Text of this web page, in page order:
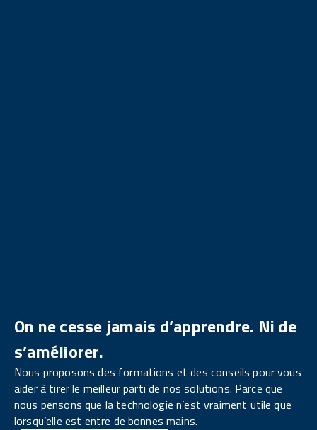
On ne cesse jamais d’apprendre. Ni de
s’améliorer.
Nous proposons des formations et des conseils pour vous
aider à tirer le meilleur parti de nos solutions. Parce que
nous pensons que la technologie n’est vraiment utile que
lorsqu’elle est entre de bonnes mains.